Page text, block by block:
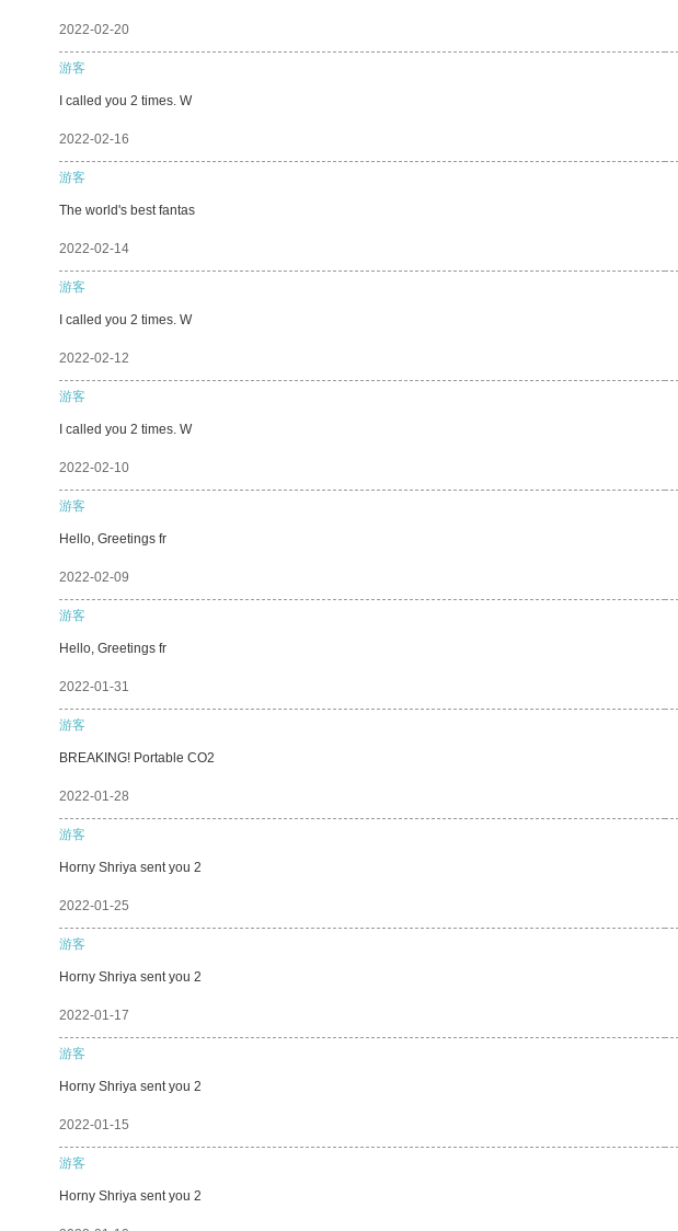
2022-02-20
游客
I called you 2 times. W
2022-02-16
游客
The world's best fantas
2022-02-14
游客
I called you 2 times. W
2022-02-12
游客
I called you 2 times. W
2022-02-10
游客
Hello, Greetings fr
2022-02-09
游客
Hello, Greetings fr
2022-01-31
游客
BREAKING! Portable CO2
2022-01-28
游客
Horny Shriya sent you 2
2022-01-25
游客
Horny Shriya sent you 2
2022-01-17
游客
Horny Shriya sent you 2
2022-01-15
游客
Horny Shriya sent you 2